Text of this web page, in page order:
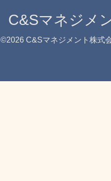
C&Sマネジメ
©2026 C&Sマネジメント株式